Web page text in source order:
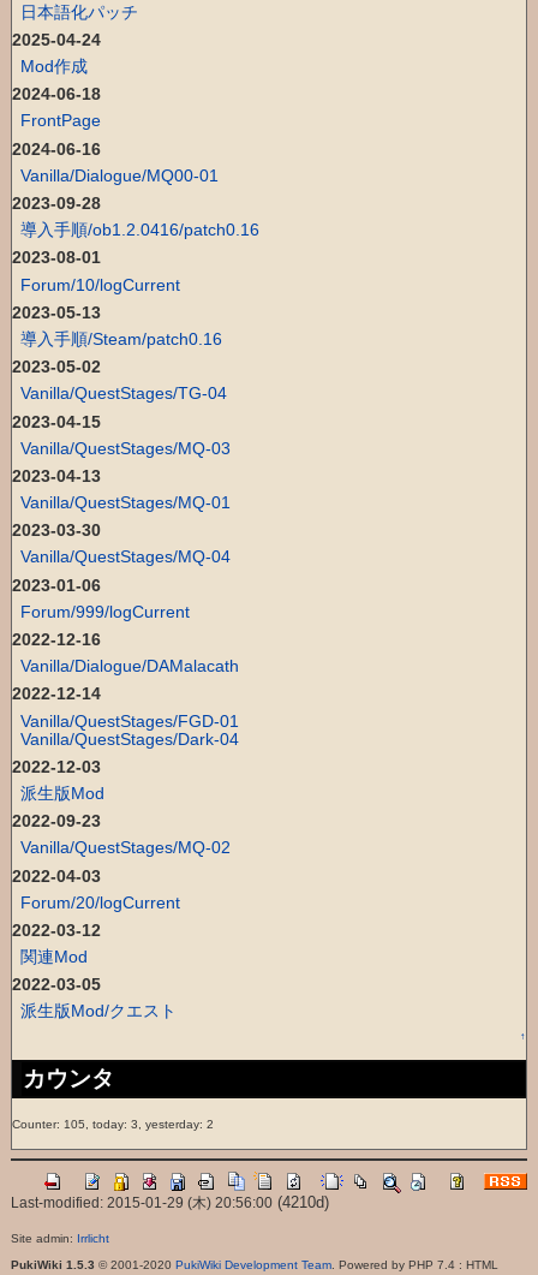
日本語化パッチ
2025-04-24
Mod作成
2024-06-18
FrontPage
2024-06-16
Vanilla/Dialogue/MQ00-01
2023-09-28
導入手順/ob1.2.0416/patch0.16
2023-08-01
Forum/10/logCurrent
2023-05-13
導入手順/Steam/patch0.16
2023-05-02
Vanilla/QuestStages/TG-04
2023-04-15
Vanilla/QuestStages/MQ-03
2023-04-13
Vanilla/QuestStages/MQ-01
2023-03-30
Vanilla/QuestStages/MQ-04
2023-01-06
Forum/999/logCurrent
2022-12-16
Vanilla/Dialogue/DAMalacath
2022-12-14
Vanilla/QuestStages/FGD-01
Vanilla/QuestStages/Dark-04
2022-12-03
派生版Mod
2022-09-23
Vanilla/QuestStages/MQ-02
2022-04-03
Forum/20/logCurrent
2022-03-12
関連Mod
2022-03-05
派生版Mod/クエスト
↑
カウンタ
Counter: 105, today: 3, yesterday: 2
Last-modified: 2015-01-29 (木) 20:56:00(4210d)
Site admin: Irrlicht
PukiWiki 1.5.3 © 2001-2020 PukiWiki Development Team. Powered by PHP 7.4 : HTML